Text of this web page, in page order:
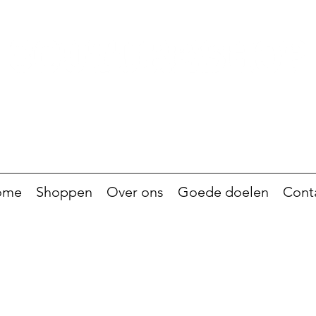
Shoppen Over ons Goede doelen